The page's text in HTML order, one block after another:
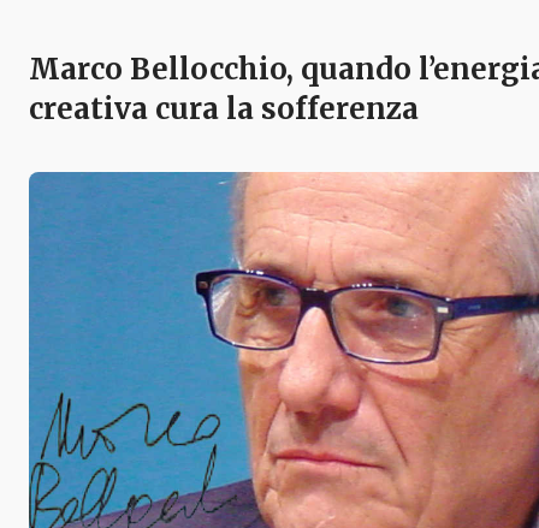
Marco Bellocchio, quando
creativa cura la sofferenza